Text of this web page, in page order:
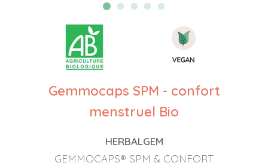
Gemmocaps SPM - confort
menstruel Bio
HERBALGEM
GEMMOCAPS® SPM & CONFORT